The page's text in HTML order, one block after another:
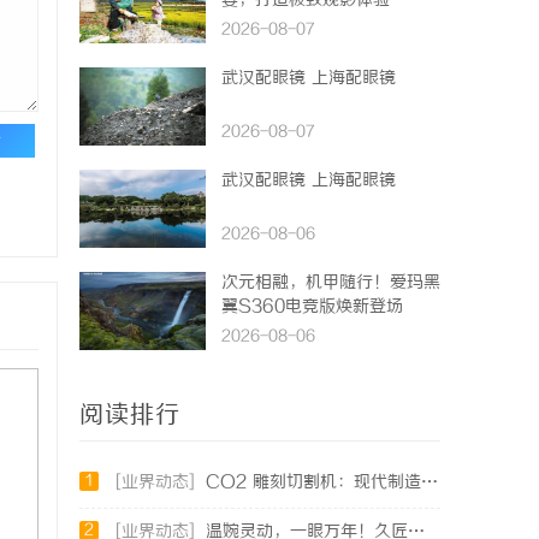
2026-08-07
武汉配眼镜 上海配眼镜
2026-08-07
武汉配眼镜 上海配眼镜
2026-08-06
次元相融，机甲随行！爱玛黑
翼S360电竞版焕新登场
2026-08-06
阅读排行
1 [业界动态] CO2 雕刻切割机：现代制造业的变革者
2 [业界动态] 温婉灵动，一眼万年！久匠量身定制的眉眼唇，才是你整张脸的点睛之笔！淡颜系女生的气质加分项